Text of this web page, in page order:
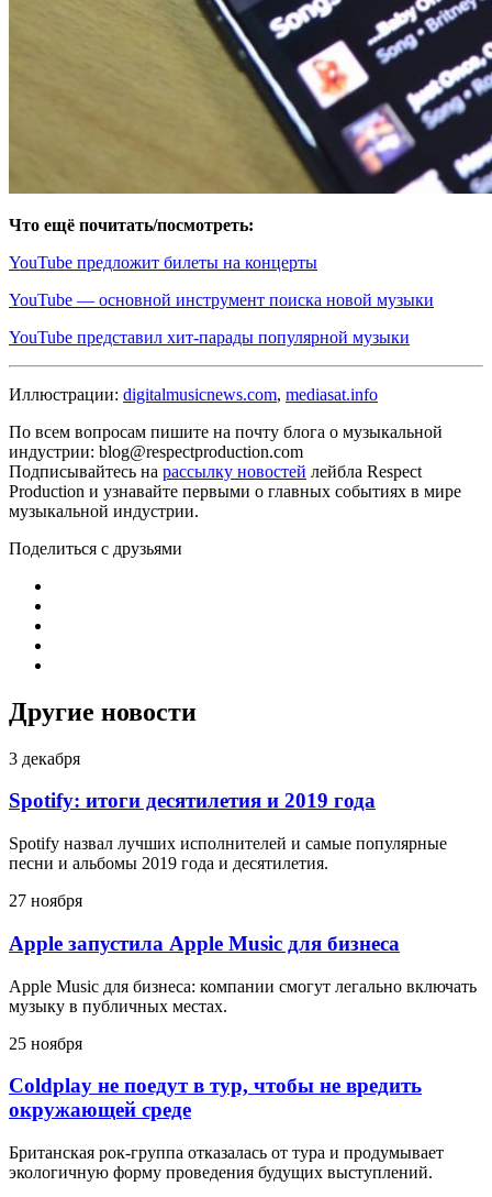
Что ещё почитать/посмотреть:
YouTube предложит билеты на концерты
YouTube — основной инструмент поиска новой музыки
YouTube представил хит-парады популярной музыки
Иллюстрации: digitalmusicnews.com, mediasat.info
По всем вопросам пишите на почту блога о музыкальной
индустрии: blog@respectproduction.com
Подписывайтесь на рассылку новостей лейбла Respect
Production и узнавайте первыми о главных событиях в мире
музыкальной индустрии.
Поделиться с друзьями
Другие новости
3 декабря
Spotify: итоги десятилетия и 2019 года
Spotify назвал лучших исполнителей и самые популярные
песни и альбомы 2019 года и десятилетия.
27 ноября
Apple запустила Apple Music для бизнеса
Apple Music для бизнеса: компании смогут легально включать
музыку в публичных местах.
25 ноября
Coldplay не поедут в тур, чтобы не вредить
окружающей среде
Британская рок-группа отказалась от тура и продумывает
экологичную форму проведения будущих выступлений.